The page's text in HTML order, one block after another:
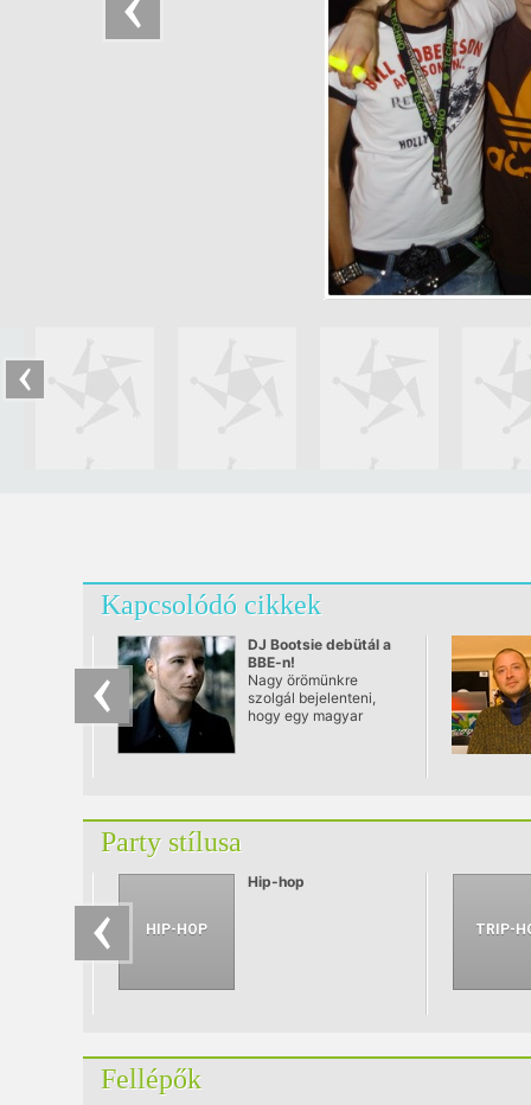
Kapcsolódó cikkek
DJ Bootsie debütál a
BBE-n!
Nagy örömünkre
szolgál bejelenteni,
hogy egy magyar
Party stílusa
Hip-hop
Fellépők